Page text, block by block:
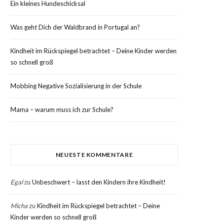
Ein kleines Hundeschicksal
Was geht Dich der Waldbrand in Portugal an?
Kindheit im Rückspiegel betrachtet – Deine Kinder werden
so schnell groß
Mobbing Negative Sozialisierung in der Schule
Mama – warum muss ich zur Schule?
NEUESTE KOMMENTARE
Egalzu Unbeschwert – lasst den Kindern ihre Kindheit!
Michazu Kindheit im Rückspiegel betrachtet – Deine
Kinder werden so schnell groß